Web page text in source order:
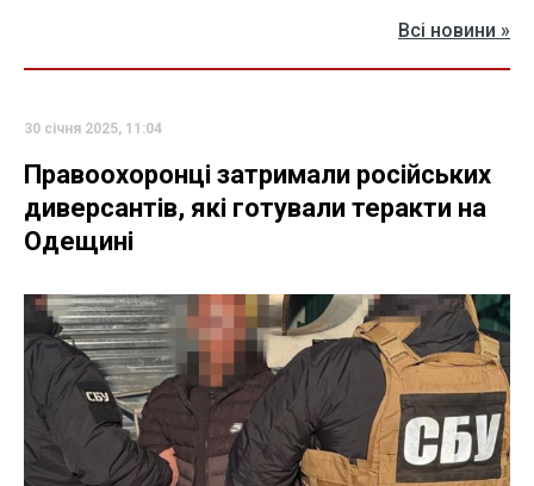
Всі новини »
30 січня 2025, 11:04
Правоохоронці затримали російських
диверсантів, які готували теракти на
Одещині